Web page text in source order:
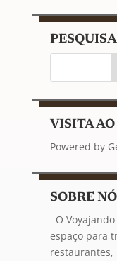
VISITA
Powered by
SOBRE
O
espaço para
restaurantes,